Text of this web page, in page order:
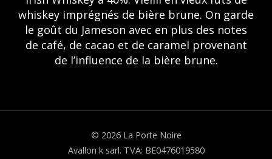
whiskey imprégnés de bière brune. On garde
le goût du Jameson avec en plus des notes
de café, de cacao et de caramel provenant
de l’influence de la bière brune.
© 2026 La Porte Noire
Avallon k sarl. TVA: BE0476019580